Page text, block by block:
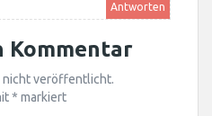
Antworten
Kommentar
nicht veröffentlicht.
* markiert